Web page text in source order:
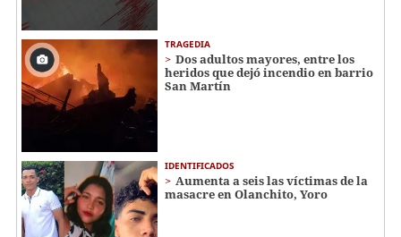
TRAGEDIA
Dos adultos mayores, entre los
heridos que dejó incendio en barrio
San Martín
IDENTIFICADOS
Aumenta a seis las víctimas de la
masacre en Olanchito, Yoro